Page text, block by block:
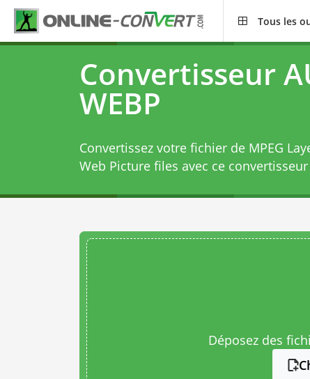
Tous les
Convertisseur
WEBP
Convertissez votre fichier de MPEG
Web Picture files avec ce convertisseur
Déposez des